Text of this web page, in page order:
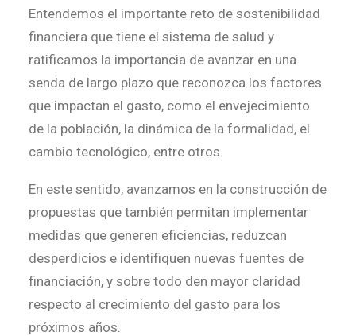
Entendemos el importante reto de sostenibilidad
financiera que tiene el sistema de salud y
ratificamos la importancia de avanzar en una
senda de largo plazo que reconozca los factores
que impactan el gasto, como el envejecimiento
de la población, la dinámica de la formalidad, el
cambio tecnológico, entre otros.
En este sentido, avanzamos en la construcción de
propuestas que también permitan implementar
medidas que generen eficiencias, reduzcan
desperdicios e identifiquen nuevas fuentes de
financiación, y sobre todo den mayor claridad
respecto al crecimiento del gasto para los
próximos años.